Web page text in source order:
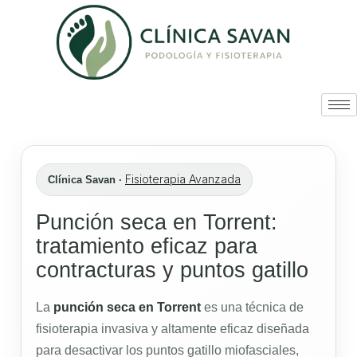
Clínica Savan · Fisioterapia Avanzada
Punción seca en Torrent:
tratamiento eficaz para
contracturas y puntos gatillo
La punción seca en Torrent es una técnica de
fisioterapia invasiva y altamente eficaz diseñada
para desactivar los puntos gatillo miofasciales,